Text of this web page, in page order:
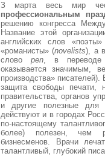
З марта весь мир
профессиональным
решению конгресса
Название этой
английских слов
«романисты» (novelists), а
слово pen, в переводе
оказывается значимым,
производства»
защита свободы печати,
правительства, органов
и другие полезные для
действуют и в городах
по-настоящему
более) полезен, чем
бизнесменов. Врачи
талантливый, глубокий